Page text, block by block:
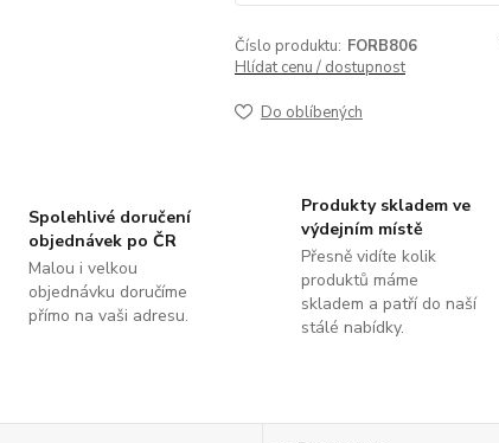
Číslo produktu: FORB806
Hlídat cenu / dostupnost
Do oblíbených
Spolehlivé doručení
objednávek po ČR
Malou i velkou
objednávku doručíme
přímo na vaši adresu.
Produkty skladem ve
výdejním místě
Přesně vidíte kolik
produktů máme
skladem a patří do naší
stálé nabídky.